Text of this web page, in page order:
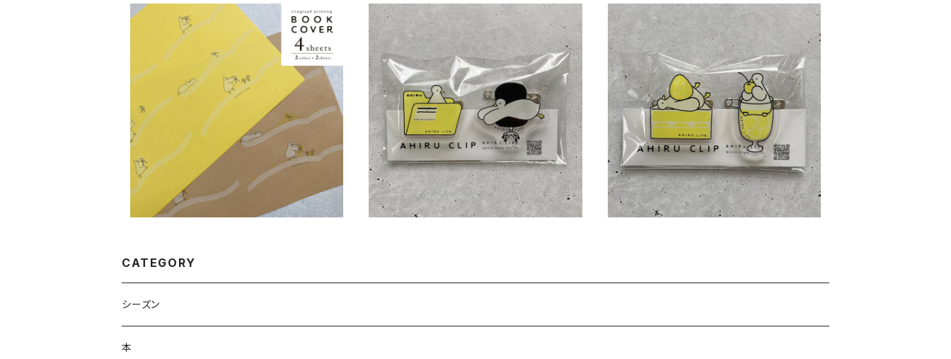
A4リソグラフ印刷ブックカバー〈本のプレゼ
アクリルクリップ〈オフィス〉
¥1,100
アクリルクリップ〈スイーツ〉
¥1,100
CATEGORY
シーズン
本